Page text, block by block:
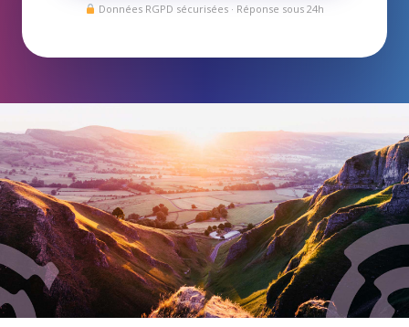
Données RGPD sécurisées · Réponse sous 24h